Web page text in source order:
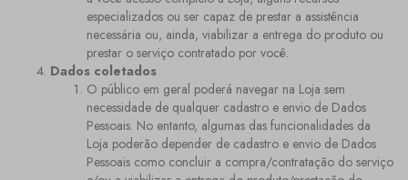
especializados ou ser capaz de prestar a assistência
necessária ou, ainda, viabilizar a entrega do produto ou
prestar o serviço contratado por você.
Dados coletados
O público em geral poderá navegar na Loja sem
necessidade de qualquer cadastro e envio de Dados
Pessoais. No entanto, algumas das funcionalidades da
Loja poderão depender de cadastro e envio de Dados
Pessoais como concluir a compra/contratação do serviço